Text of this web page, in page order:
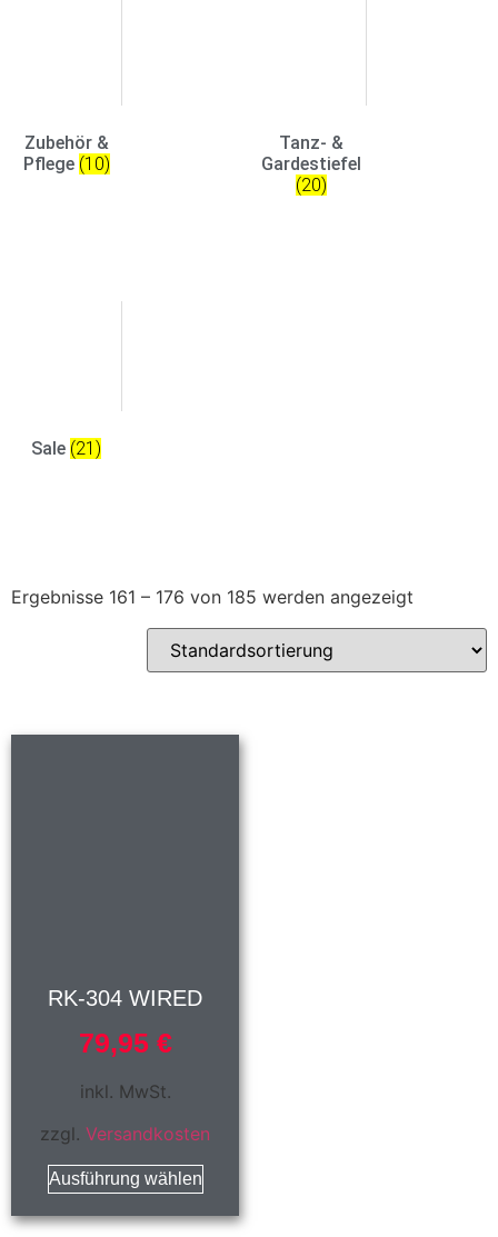
Zubehör &
Pflege (10)
Tanz- &
Gardestiefel
(20)
Sale (21)
Ergebnisse 161 – 176 von 185 werden angezeigt
RK-304 WIRED
79,95 €
inkl. MwSt.
zzgl.Versandkosten
Ausführung wählen